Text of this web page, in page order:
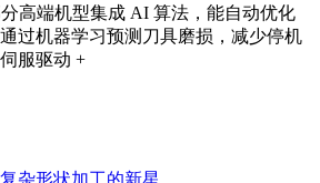
高端机型集成 AI 算法，能自动优化
过机器学习预测刀具磨损，减少停机
服驱动 +